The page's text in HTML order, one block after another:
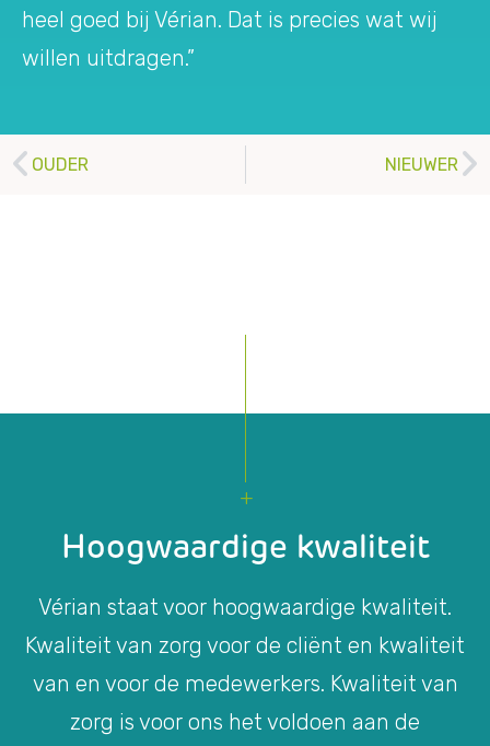
heel goed bij Vérian. Dat is precies wat wij
willen uitdragen.”
OUDER NIEUWER
Hoogwaardige kwaliteit
Vérian staat voor hoogwaardige kwaliteit.
Kwaliteit van zorg voor de cliënt en kwaliteit
van en voor de medewerkers. Kwaliteit van
zorg is voor ons het voldoen aan de